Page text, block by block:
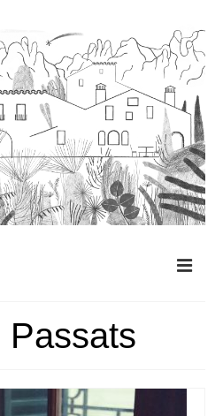
Passats